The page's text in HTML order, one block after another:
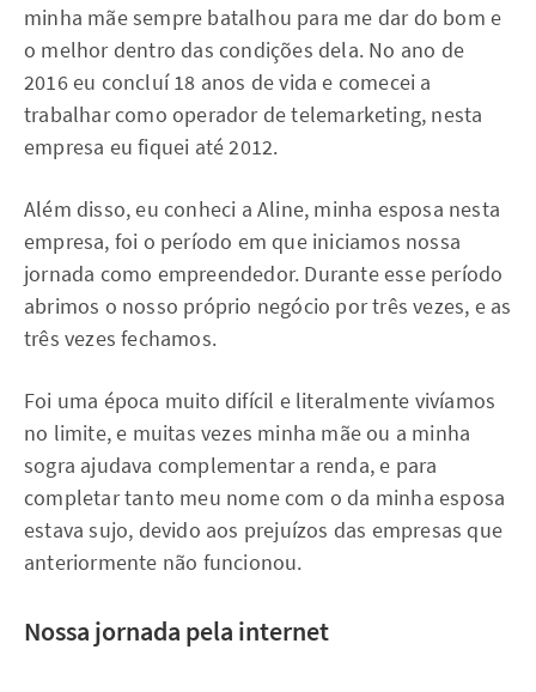
minha mãe sempre batalhou para me dar do bom e
o melhor dentro das condições dela. No ano de
2016 eu concluí 18 anos de vida e comecei a
trabalhar como operador de telemarketing, nesta
empresa eu fiquei até 2012.
Além disso, eu conheci a Aline, minha esposa nesta
empresa, foi o período em que iniciamos nossa
jornada como empreendedor. Durante esse período
abrimos o nosso próprio negócio por três vezes, e as
três vezes fechamos.
Foi uma época muito difícil e literalmente vivíamos
no limite, e muitas vezes minha mãe ou a minha
sogra ajudava complementar a renda, e para
completar tanto meu nome com o da minha esposa
estava sujo, devido aos prejuízos das empresas que
anteriormente não funcionou.
Nossa jornada pela internet